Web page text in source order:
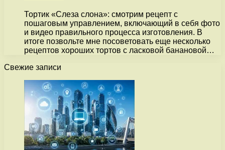
Тортик «Слеза слона»: смотрим рецепт с
пошаговым управлением, включающий в себя фото
и видео правильного процесса изготовления. В
итоге позвольте мне посоветовать еще несколько
рецептов хороших тортов с ласковой банановой…
Свежие записи